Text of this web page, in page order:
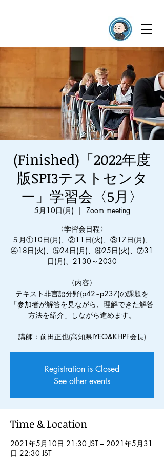
(Finished)「2022年度
版SPI3テストセンタ
ー」学習会〈5月〉
5月10日(月)
  |
Zoom meeting
〈学習会日程〉
５月①10日(月)、②11日(火)、③17日(月)、
④18日(火)、⑤24日(月)、⑥25日(火)、⑦31
日(月)、2130～2030
〈内容〉
テキスト非言語分野(p42~p237)の課題を
「参加者が解答を見ながら、理解できた解答
方法を紹介」しながら進めます。
講師：前田正也(高知県IYEO&KHPF会長)
Registration is Closed
See other events
Time & Location
2021年5月10日 21:30 JST – 2021年5月31
日 22:30 JST